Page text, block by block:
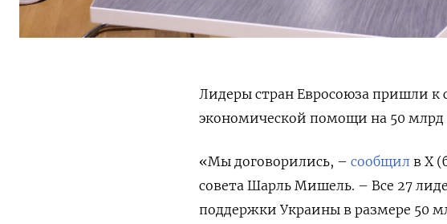
Лидеры стран Евросоюза пришли к
экономической помощи на 50 млрд
«Мы договорились, – сообщил в Х
совета Шарль Мишель. – Все 27
поддержки Украины в размере 50